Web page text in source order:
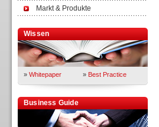
Markt & Produkte
Wissen
» Whitepaper » Best Practice
Business Guide